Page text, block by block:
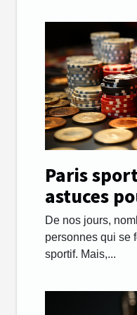
Paris
astuces
De nos jours,
personnes qui se
sportif. Mais,...